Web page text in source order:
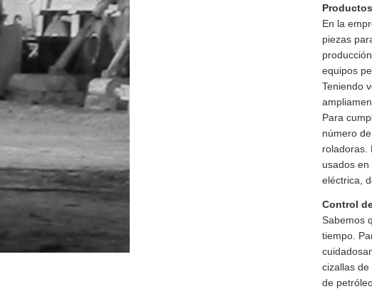
Productos
En la
piezas
equipos
Teniendo
Para
número
roladoras.
usados
eléctrica,
Control
Sabemos
tiempo.
cizallas
de